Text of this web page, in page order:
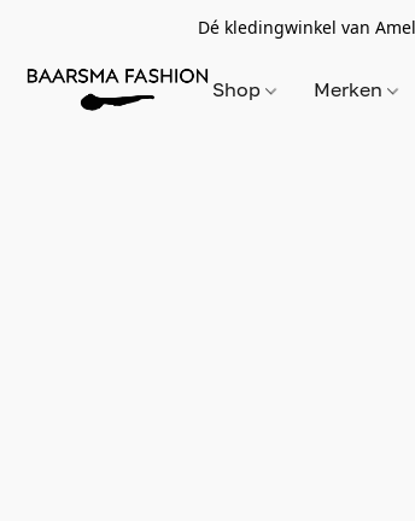
Dé kledingwinkel van
Shop Merken